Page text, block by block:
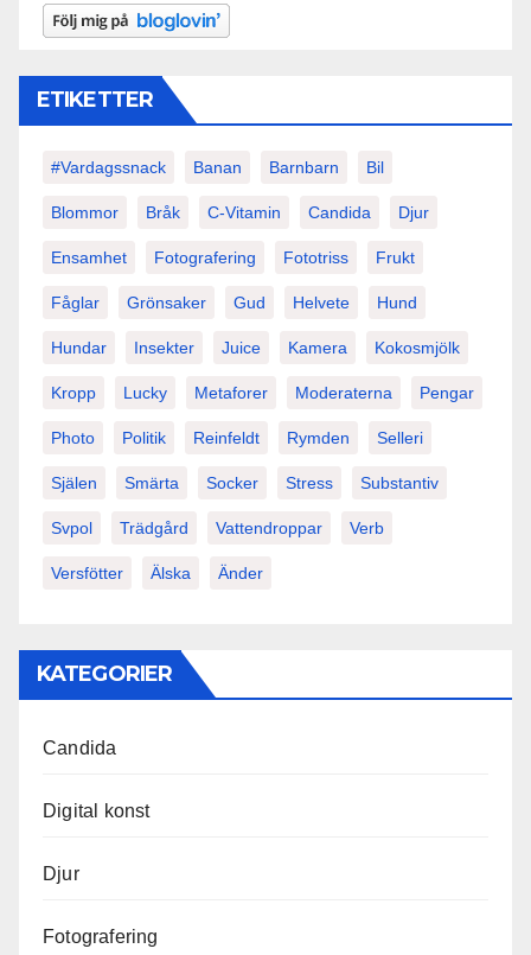
ETIKETTER
#vardagssnack Banan Barnbarn Bil
Blommor Bråk C-Vitamin Candida Djur
Ensamhet Fotografering Fototriss Frukt
Fåglar Grönsaker Gud Helvete Hund
Hundar Insekter Juice Kamera Kokosmjölk
Kropp Lucky Metaforer Moderaterna Pengar
Photo Politik Reinfeldt Rymden Selleri
Själen Smärta Socker Stress Substantiv
Svpol Trädgård Vattendroppar Verb
Versfötter Älska Änder
KATEGORIER
Candida
Digital konst
Djur
Fotografering